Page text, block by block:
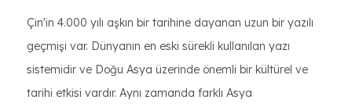
Çin'in 4.000 yılı aşkın bir tarihine dayanan uzun bir yazılı
geçmişi var. Dünyanın en eski sürekli kullanılan yazı
sistemidir ve Doğu Asya üzerinde önemli bir kültürel ve
tarihi etkisi vardır. Aynı zamanda farklı Asya